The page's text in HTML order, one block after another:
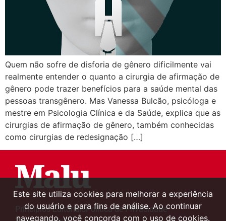
Quem não sofre de disforia de gênero dificilmente vai
realmente entender o quanto a cirurgia de afirmação de
gênero pode trazer benefícios para a saúde mental das
pessoas transgênero. Mas Vanessa Bulcão, psicóloga e
mestre em Psicologia Clínica e da Saúde, explica que as
cirurgias de afirmação de gênero, também conhecidas
como cirurgias de redesignação […]
Princípios EditoriaisPolítica de Privacidade
Este site utiliza cookies para melhorar a experiência
do usuário e para fins de análise. Ao continuar
navegando, você concorda com o uso de cookies.